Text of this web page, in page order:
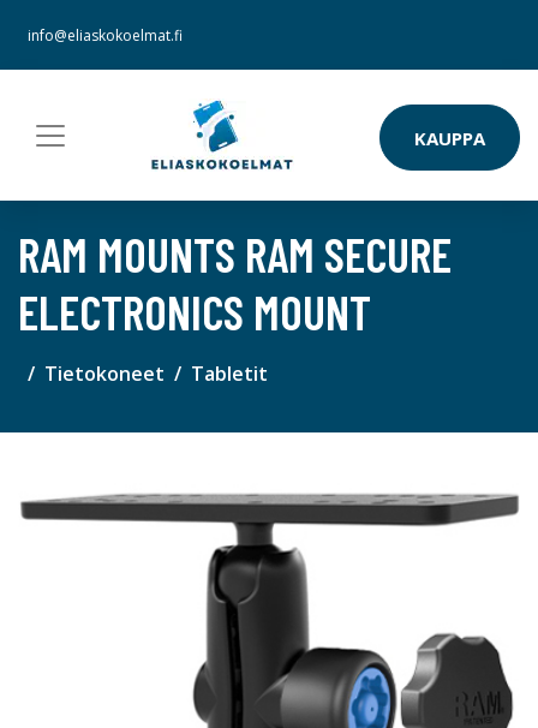
info@eliaskokoelmat.fi
KAUPPA
RAM MOUNTS RAM SECURE
ELECTRONICS MOUNT
Tietokoneet Tabletit